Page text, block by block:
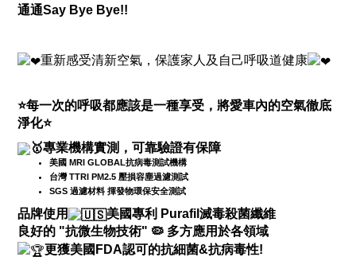
通通Say Bye Bye!!
重新感受清新空氣，保護家人及自己呼吸道健康
⭐每一次的呼吸都應該是一種享受，將愛車內的空氣徹底
淨化⭐
專業機構實測，可靠驗證有保障
美國 MRI GLOBAL抗病毒測試機構
台灣 TTRI PM2.5 壓損容塵過濾測試
SGS 過濾材料 揮發物環保安全測試
品牌使用
美國專利 Purafil滅毒殺菌纖維
良好的 "抗微生物技術" 🦠 多方應用於各領域
更獲美國FDA認可的抗細菌&抗病毒性!